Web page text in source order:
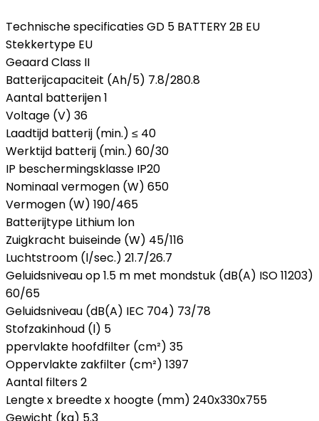
Technische specificaties GD 5 BATTERY 2B EU
Stekkertype EU
Geaard Class II
Batterijcapaciteit (Ah/5) 7.8/280.8
Aantal batterijen 1
Voltage (V) 36
Laadtijd batterij (min.) ≤ 40
Werktijd batterij (min.) 60/30
IP beschermingsklasse IP20
Nominaal vermogen (W) 650
Vermogen (W) 190/465
Batterijtype Lithium lon
Zuigkracht buiseinde (W) 45/116
Luchtstroom (l/sec.) 21.7/26.7
Geluidsniveau op 1.5 m met mondstuk (dB(A) ISO 11203)
60/65
Geluidsniveau (dB(A) IEC 704) 73/78
Stofzakinhoud (l) 5
ppervlakte hoofdfilter (cm²) 35
Oppervlakte zakfilter (cm²) 1397
Aantal filters 2
Lengte x breedte x hoogte (mm) 240x330x755
Gewicht (kg) 5.3